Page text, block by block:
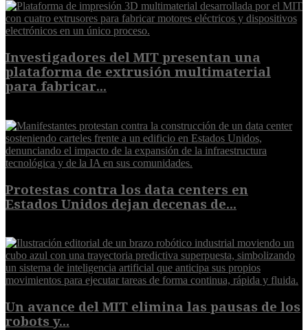
Investigadores del MIT presentan una
plataforma de extrusión multimaterial
para fabricar...
Protestas contra los data centers en
Estados Unidos dejan decenas de...
Un avance del MIT elimina las pausas de los
robots y...